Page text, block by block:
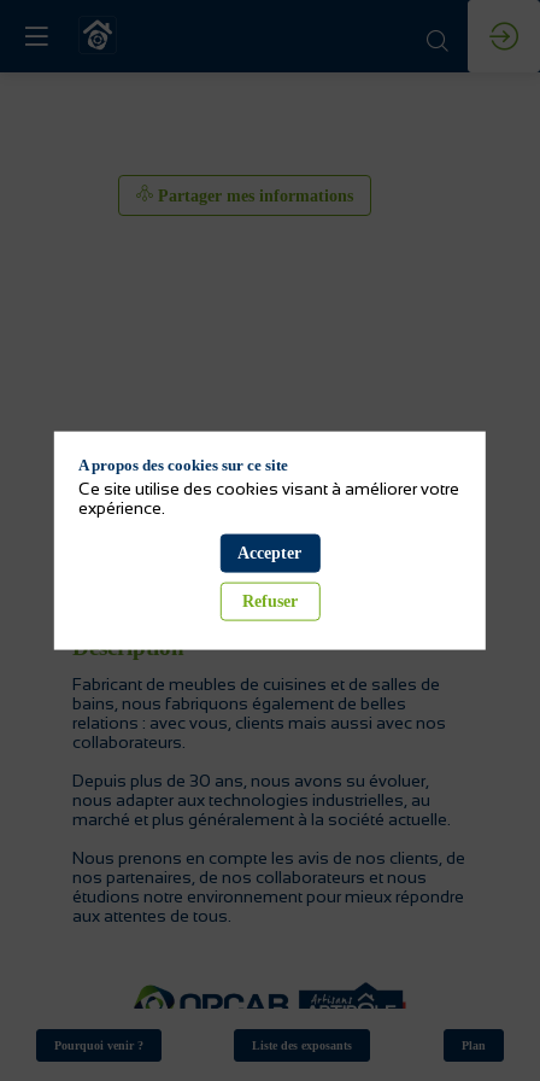
Partager mes informations
Partager mes informations
Activité(s) de l'exposant
Sanitaire
Description
Fabricant de meubles de cuisines et de salles de
bains, nous fabriquons également de belles
relations : avec vous, clients mais aussi avec nos
collaborateurs.
Depuis plus de 30 ans, nous avons su évoluer,
nous adapter aux technologies industrielles, au
marché et plus généralement à la société actuelle.
Nous prenons en compte les avis de nos clients, de
nos partenaires, de nos collaborateurs et nous
étudions notre environnement pour mieux répondre
aux attentes de tous.
Pourquoi venir ? Liste des exposants Plan
A propos des cookies sur ce site
Ce site utilise des cookies visant à améliorer votre
expérience.
Accepter
Refuser